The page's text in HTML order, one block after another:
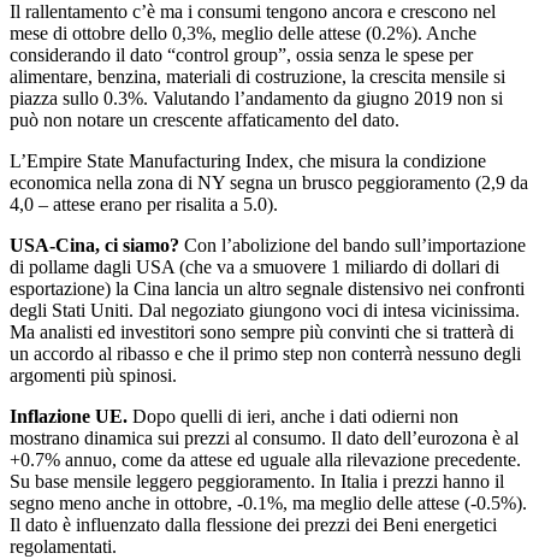
Il rallentamento c’è ma i consumi tengono ancora e crescono nel
mese di ottobre dello 0,3%, meglio delle attese (0.2%). Anche
considerando il dato “control group”, ossia senza le spese per
alimentare, benzina, materiali di costruzione, la crescita mensile si
piazza sullo 0.3%. Valutando l’andamento da giugno 2019 non si
può non notare un crescente affaticamento del dato.
L’Empire State Manufacturing Index, che misura la condizione
economica nella zona di NY segna un brusco peggioramento (2,9 da
4,0 – attese erano per risalita a 5.0).
USA-Cina, ci siamo? Con l’abolizione del bando sull’importazione
di pollame dagli USA (che va a smuovere 1 miliardo di dollari di
esportazione) la Cina lancia un altro segnale distensivo nei confronti
degli Stati Uniti. Dal negoziato giungono voci di intesa vicinissima.
Ma analisti ed investitori sono sempre più convinti che si tratterà di
un accordo al ribasso e che il primo step non conterrà nessuno degli
argomenti più spinosi.
Inflazione UE. Dopo quelli di ieri, anche i dati odierni non
mostrano dinamica sui prezzi al consumo. Il dato dell’eurozona è al
+0.7% annuo, come da attese ed uguale alla rilevazione precedente.
Su base mensile leggero peggioramento. In Italia i prezzi hanno il
segno meno anche in ottobre, -0.1%, ma meglio delle attese (-0.5%).
Il dato è influenzato dalla flessione dei prezzi dei Beni energetici
regolamentati.